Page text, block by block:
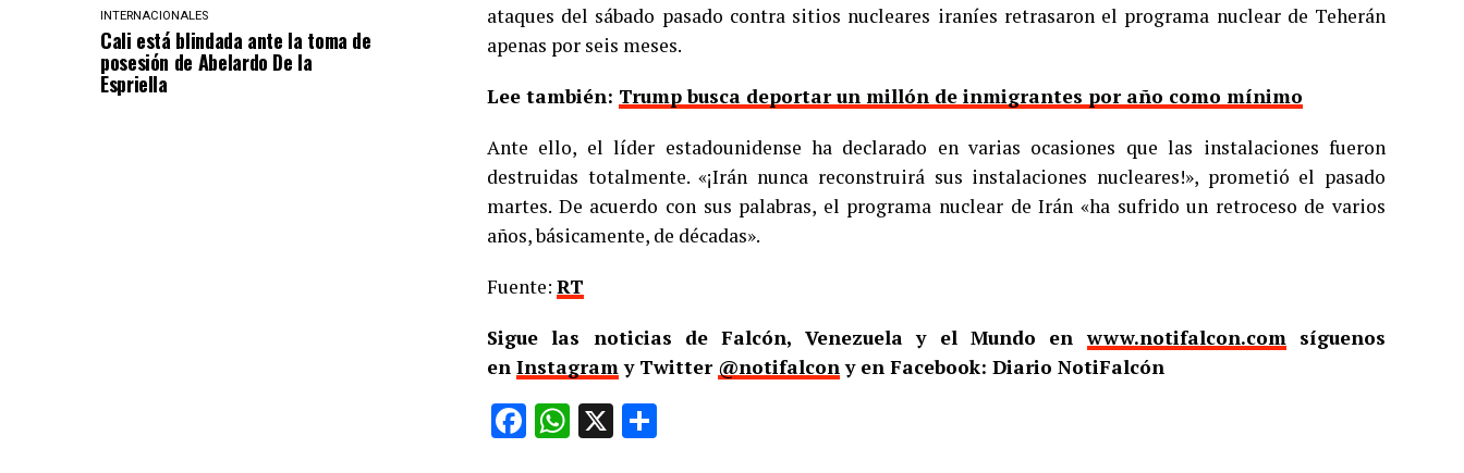
INTERNACIONALES
Cali está blindada ante la toma de
posesión de Abelardo De la
Espriella
ataques del sábado pasado contra sitios nucleares iraníes retrasaron el programa nuclear de Teherán
apenas por seis meses.
Lee también: Trump busca deportar un millón de inmigrantes por año como mínimo
Ante ello, el líder estadounidense ha declarado en varias ocasiones que las instalaciones fueron
destruidas totalmente. «¡Irán nunca reconstruirá sus instalaciones nucleares!», prometió el pasado
martes. De acuerdo con sus palabras, el programa nuclear de Irán «ha sufrido un retroceso de varios
años, básicamente, de décadas».
Fuente: RT
Sigue las noticias de Falcón, Venezuela y el Mundo enwww.notifalcon.comsíguenos
en Instagramy Twitter @notifalcony en Facebook: Diario NotiFalcón
Facebook
WhatsApp
X